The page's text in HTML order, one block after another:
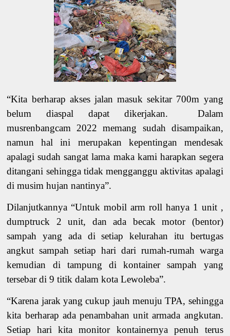
“Kita berharap akses jalan masuk sekitar 700m yang
belum diaspal dapat dikerjakan. Dalam
musrenbangcam 2022 memang sudah disampaikan,
namun hal ini merupakan kepentingan mendesak
apalagi sudah sangat lama maka kami harapkan segera
ditangani sehingga tidak mengganggu aktivitas apalagi
di musim hujan nantinya”.
Dilanjutkannya “Untuk mobil arm roll hanya 1 unit ,
dumptruck 2 unit, dan ada becak motor (bentor)
sampah yang ada di setiap kelurahan itu bertugas
angkut sampah setiap hari dari rumah-rumah warga
kemudian di tampung di kontainer sampah yang
tersebar di 9 titik dalam kota Lewoleba”.
“Karena jarak yang cukup jauh menuju TPA, sehingga
kita berharap ada penambahan unit armada angkutan.
Setiap hari kita monitor kontainernya penuh terus